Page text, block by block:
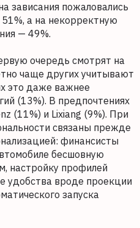
зависания пожаловались
а на некорректную
— 49%.
очередь смотрят на
чаще других учитывают
это даже важнее
(13%). В предпочтениях
(11%) и Lixiang (9%). При
связаны прежде
финансисты
бесшовную
настройку профилей
удобства вроде проекции
запуска